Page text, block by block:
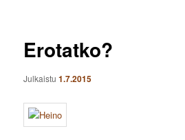
Erotatko?
Julkaistu1.7.2015